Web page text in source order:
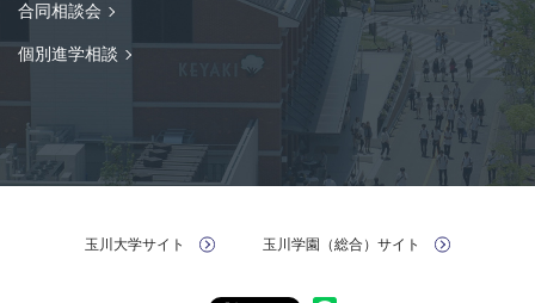
合同相談会
個別進学相談
玉川大学サイト 玉川学園（総合）サイト